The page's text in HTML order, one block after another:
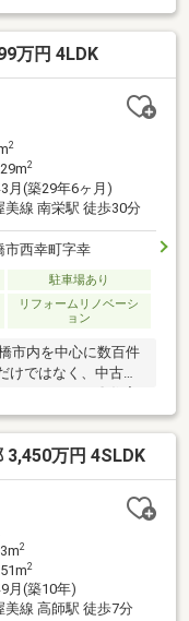
万円 4LDK
2
2
月(築29年6ヶ月)
美線 南栄駅 徒歩30分
市西幸町字幸
駐車場あり
リフォームリノベーシ
ョン
市内を中心に数百件
ではなく、中古戸
ております。〇住宅
約事例ですが、借入
ーン残債を残して購
。ぜひご相談くださ
タッフのマスク着
感染予防を心がけて
（language：
3,450万円 4SLDK
2
2
月(築10年)
美線 高師駅 徒歩7分